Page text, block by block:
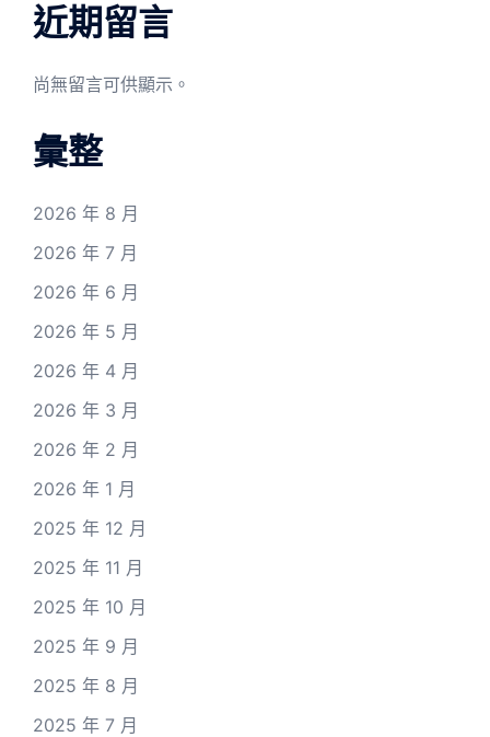
近期留言
尚無留言可供顯示。
彙整
2026 年 8 月
2026 年 7 月
2026 年 6 月
2026 年 5 月
2026 年 4 月
2026 年 3 月
2026 年 2 月
2026 年 1 月
2025 年 12 月
2025 年 11 月
2025 年 10 月
2025 年 9 月
2025 年 8 月
2025 年 7 月